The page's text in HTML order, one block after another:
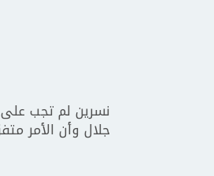
نسرين لم تجب
جلال وأن الأمر